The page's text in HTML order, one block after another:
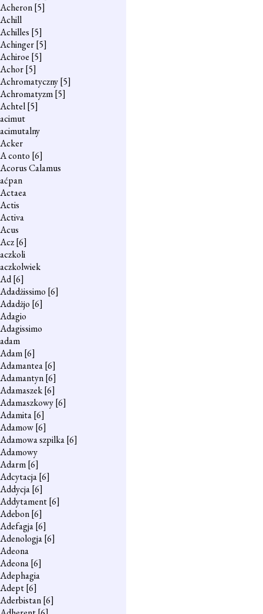
Acheron[5]
Achill
Achilles [5]
Achinger[5]
Achiroe [5]
Achor[5]
Achromatyczny[5]
Achromatyzm[5]
Achtel[5]
acimut
acimutalny
Acker
A conto [6]
Acorus Calamus
aćpan
Actaea
Actis
Activa
Acus
Acz[6]
aczkoli
aczkolwiek
Ad[6]
Adadżissimo [6]
Adadżjo [6]
Adagio
Adagissimo
adam
Adam[6]
Adamantea[6]
Adamantyn[6]
Adamaszek[6]
Adamaszkowy[6]
Adamita[6]
Adamow[6]
Adamowa szpilka[6]
Adamowy
Adarm[6]
Adcytacja[6]
Addycja[6]
Addytament[6]
Adebon[6]
Adefagja[6]
Adenologja[6]
Adeona
Adeona[6]
Adephagia
Adept[6]
Aderbistan[6]